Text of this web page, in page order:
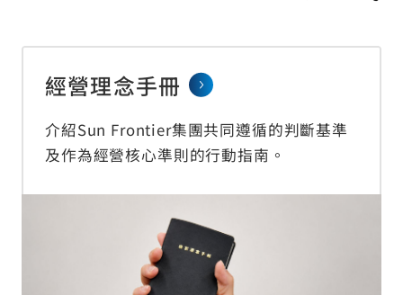
經營理念手冊
介紹Sun Frontier集團共同遵循的判斷基準
及作為經營核心準則的行動指南。